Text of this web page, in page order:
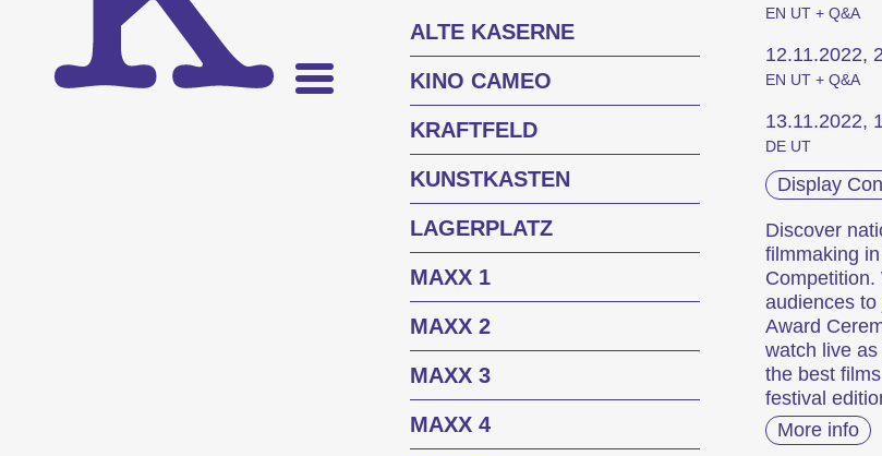
ALTE KASERNE
KINO CAMEO
KRAFTFELD
KUNSTKASTEN
LAGERPLATZ
MAXX 1
MAXX 2
MAXX 3
MAXX 4
EN UT + Q&A
12.11.2022,
EN UT + Q&A
13.11.2022,
DE UT
Display
Discover
filmmaking
audiences
Award
watch live
the best
festival
More info